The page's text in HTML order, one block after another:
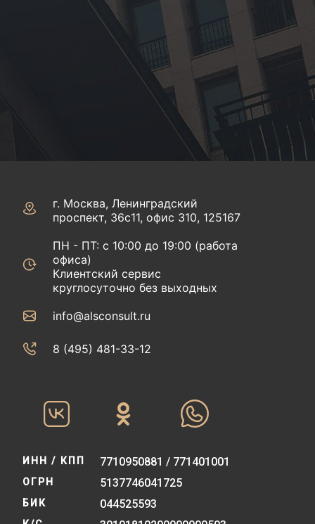
г. Москва, Ленинградский
проспект, 36с11, офис 310, 125167
ПН - ПТ: с 10:00 до 19:00 (работа
офиса)
Клиентский сервис
круглосуточно без выходных
info@alsconsult.ru
8 (495) 481-33-12‬‬
ИНН / КПП 7710950881 / 771401001
ОГРН 5137746041725
БИК 044525593